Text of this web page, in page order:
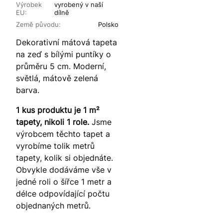
Výrobek
EU:
vyrobený v naší
dílně
Země původu: Polsko
Dekorativní mátová tapeta
na zeď s bílými puntíky o
průměru 5 cm. Moderní,
světlá, mátově zelená
barva.
1 kus produktu je 1 m²
tapety, nikoli 1 role. Jsme
výrobcem těchto tapet a
vyrobíme tolik metrů
tapety, kolik si objednáte.
Obvykle dodáváme vše v
jedné roli o šířce 1 metr a
délce odpovídající počtu
objednaných metrů.